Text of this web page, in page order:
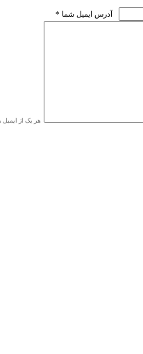
* آدرس ايميل شما
هر یک از ایمیل ها